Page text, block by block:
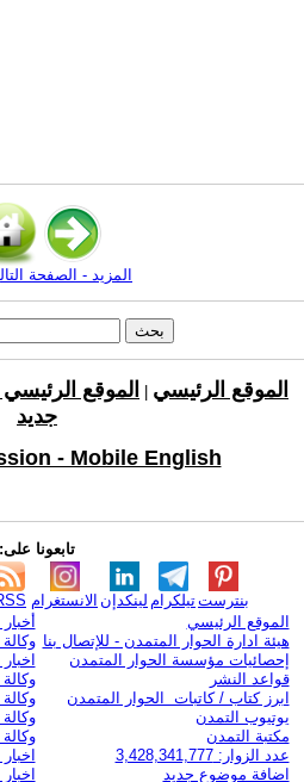
المزيد - الصفحة
الموقع الرئيسي الموقع
جديد
- Mobile English
تابعونا على:
الانستغرام لينكدإن تيلكرامبنترست
الموقع الرئيسي
هيئة ادارة الحوار المتمدن - للإتصال بنا
إحصائيات مؤسسة الحوار المتمدن
قواعد النشر
ابرز كتاب / كاتبات الحوار المتمدن
يوتيوب التمدن
مكتبة التمدن
عدد الزوار: 3,428,341,777
اضافة موضوع جديد
وكالة
وكالة
وكالة
وكالة
اخبار